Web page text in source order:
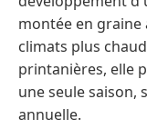
montée en graine
climats plus
printanières, elle
une seule saison,
annuelle.